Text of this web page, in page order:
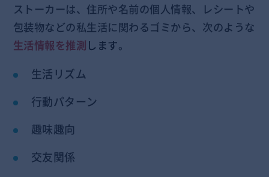
ストーカーは、住所や名前の個人情報、レシートや
包装物などの私生活に関わるゴミから、次のような
生活情報を推測します。
生活リズム
行動パターン
趣味趣向
交友関係